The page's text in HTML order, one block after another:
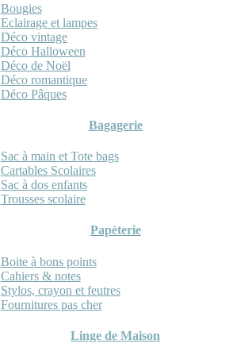
Bougies
Eclairage et lampes
Déco vintage
Déco Halloween
Déco de Noël
Déco romantique
Déco Pâques
Bagagerie
Sac à main et Tote bags
Cartables Scolaires
Sac à dos enfants
Trousses scolaire
Papèterie
Boite à bons points
Cahiers & notes
Stylos, crayon et feutres
Fournitures pas cher
Linge de Maison